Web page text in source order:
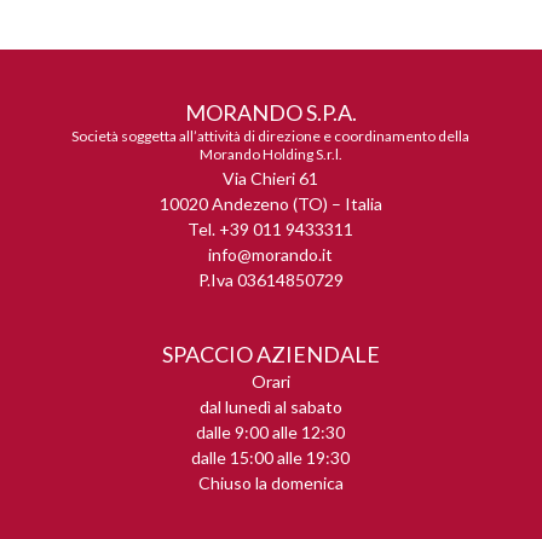
MORANDO S.P.A.
Società soggetta all’attività di direzione e coordinamento della
Morando Holding S.r.l.
Via Chieri 61
10020 Andezeno (TO) – Italia
Tel. +39 011 9433311
info@morando.it
P.Iva 03614850729
SPACCIO AZIENDALE
Orari
dal lunedì al sabato
dalle 9:00 alle 12:30
dalle 15:00 alle 19:30
Chiuso la domenica